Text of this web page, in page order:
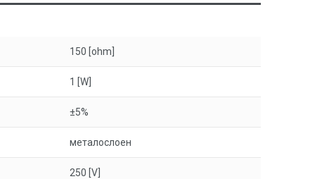
150 [ohm]
1 [W]
±5%
металослоен
250 [V]